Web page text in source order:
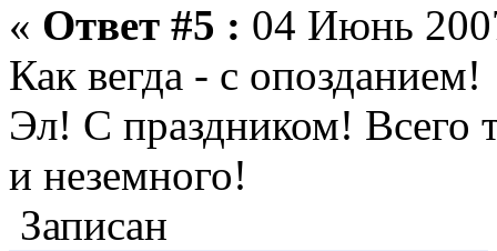
« Ответ #5 : 04 Июнь
Как вегда - с опозданием!
Эл! С праздником! Всего
и неземного!
Записан